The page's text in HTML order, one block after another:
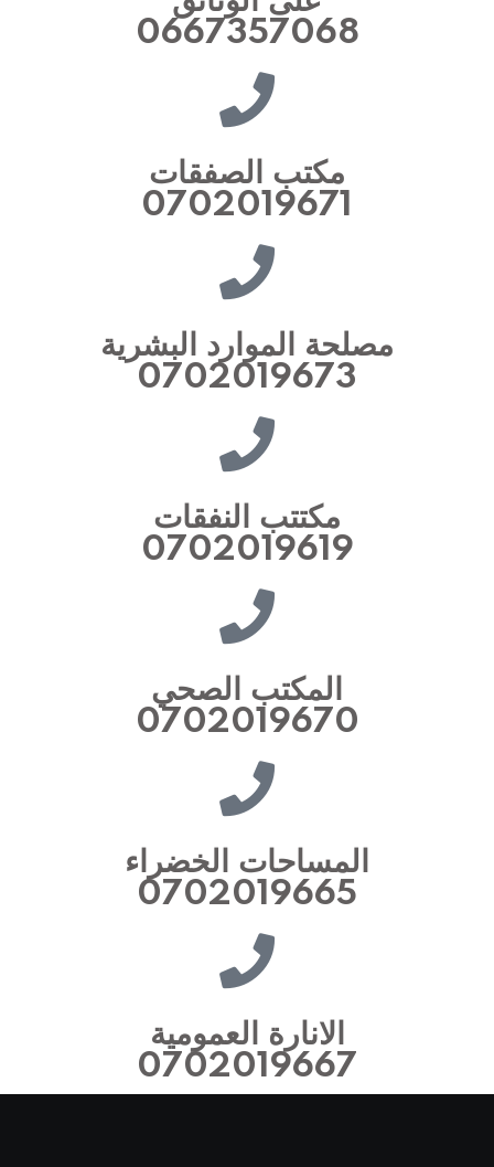
0667357068
مكتب الصفقات
0702019671
مصلحة الموارد البشرية
0702019673
مكتتب النفقات
0702019619
المكتب الصحي
0702019670
المساحات الخضراء
0702019665
الانارة العمومية
0702019667